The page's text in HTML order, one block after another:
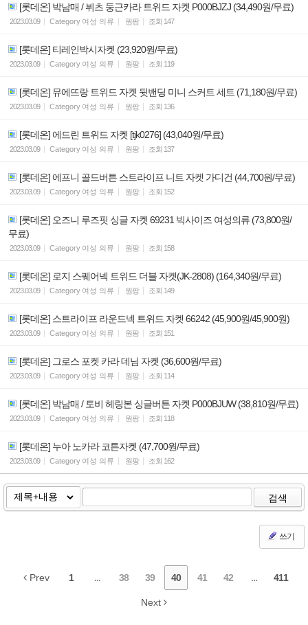
[롯데온] 박남매 / 뷔츠 둥근카라 트위드 자켓 P000BJZJ (34,490원/무료)
2023.03.09 Category 여성 의류 원팡 조회 147
[롯데온] 티레인박시자켓 (23,920원/무료)
2023.03.09 Category 여성 의류 원팡 조회 119
[롯데온] 뮤에뜨랑 트위드 자켓 뒷밴딩 미니 스커트 세트 (71,180원/무료)
2023.03.09 Category 여성 의류 원팡 조회 136
[롯데온] 에드린 트위드 자켓 [tjk0276] (43,040원/무료)
2023.03.09 Category 여성 의류 원팡 조회 137
[롯데온] 에프니 골드버튼 스트라이프 니트 자켓 가디건 (44,700원/무료)
2023.03.09 Category 여성 의류 원팡 조회 152
[롯데온] 오즈니 루즈핏 싱글 자켓 69231 빅사이즈 여성의류 (73,800원/
무료)
2023.03.09 Category 여성 의류 원팡 조회 158
[롯데온] 로지 스퀘어넥 트위드 더블 자켓(JK-2808) (164,340원/무료)
2023.03.09 Category 여성 의류 원팡 조회 149
[롯데온] 스트라이프 라운드넥 트위드 자켓 66242 (45,900원/45,900원)
2023.03.09 Category 여성 의류 원팡 조회 151
[롯데온] 그로스 포켓 카라 데님 자켓 (36,600원/무료)
2023.03.09 Category 여성 의류 원팡 조회 114
[롯데온] 박남매 / 토비 헤링본 싱글버튼 자켓 P000BJUW (38,810원/무료)
2023.03.09 Category 여성 의류 원팡 조회 118
[롯데온] 누아 노카라 코튼자켓 (47,700원/무료)
2023.03.09 Category 여성 의류 원팡 조회 162
검색
쓰기
Prev 1 ... 38 39 40 41 42 ... 411
Next